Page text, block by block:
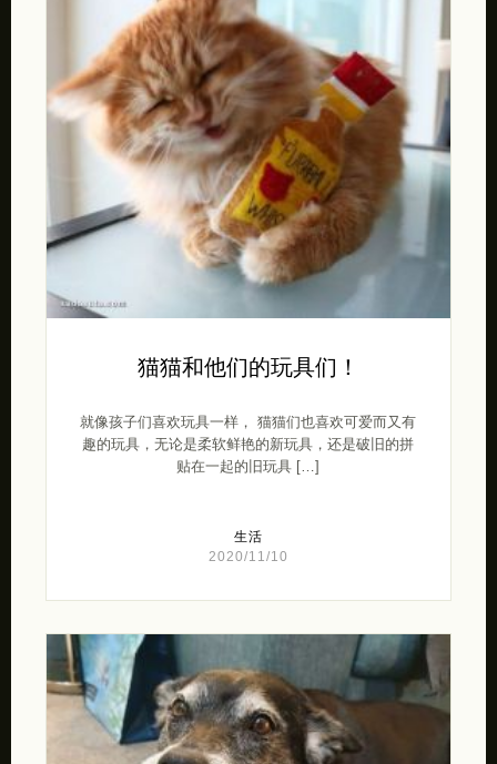
猫猫和他们的玩具们！
就像孩子们喜欢玩具一样， 猫猫们也喜欢可爱而又有
趣的玩具，无论是柔软鲜艳的新玩具，还是破旧的拼
贴在一起的旧玩具 […]
生活
2020/11/10